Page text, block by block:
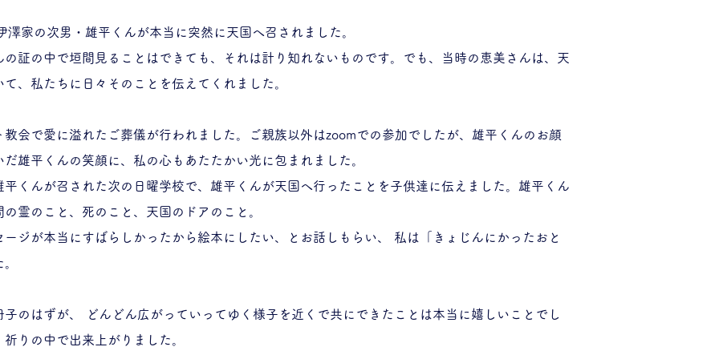
家の次男・雄平くんが本当に突然に天国へ召されました。
証の中で垣間見ることはできても、それは計り知れないものです。でも、当時の恵美さんは、天
、私たちに日々そのことを伝えてくれました。
会で愛に溢れたご葬儀が行われました。ご親族以外はzoomでの参加でしたが、雄平くんのお顔
雄平くんの笑顔に、私の心もあたたかい光に包まれました。
くんが召された次の日曜学校で、雄平くんが天国へ行ったことを子供達に伝えました。雄平くん
霊のこと、死のこと、天国のドアのこと。
ジが本当にすばらしかったから絵本にしたい、とお話しもらい、 私は「きょじんにかったおと
のはずが、 どんどん広がっていってゆく様子を近くで共にできたことは本当に嬉しいことでし
りの中で出来上がりました。